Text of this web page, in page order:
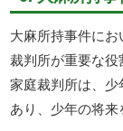
大麻所持事件に
裁判所が重要な役
家庭裁判所は、
あり、少年の将来